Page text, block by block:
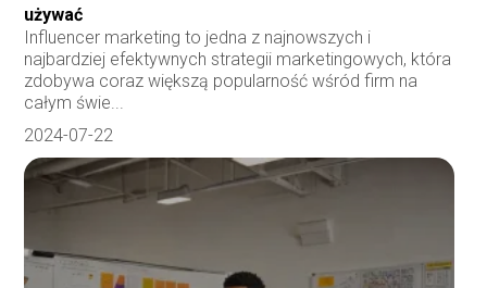
używać
Influencer marketing to jedna z najnowszych i
najbardziej efektywnych strategii marketingowych, która
zdobywa coraz większą popularność wśród firm na
całym świe...
2024-07-22